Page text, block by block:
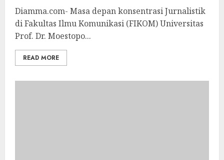
Diamma.com- Masa depan konsentrasi Jurnalistik
di Fakultas Ilmu Komunikasi (FIKOM) Universitas
Prof. Dr. Moestopo...
READ MORE